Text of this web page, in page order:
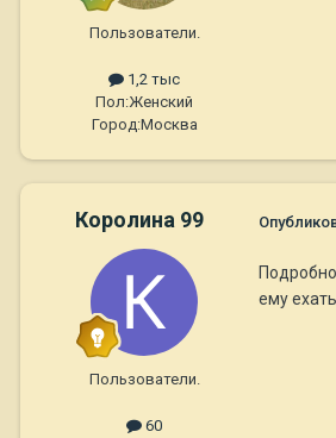
Пользователи.
1,2 тыс
Пол:Женский
Город:Москва
Королина 99
Пользователи.
60
ему